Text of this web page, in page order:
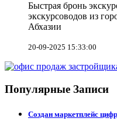
Быстрая бронь
экскурсоводов из
Абхазии
20-09-2025 15:33:00
Популярные Записи
Создан маркетплейс